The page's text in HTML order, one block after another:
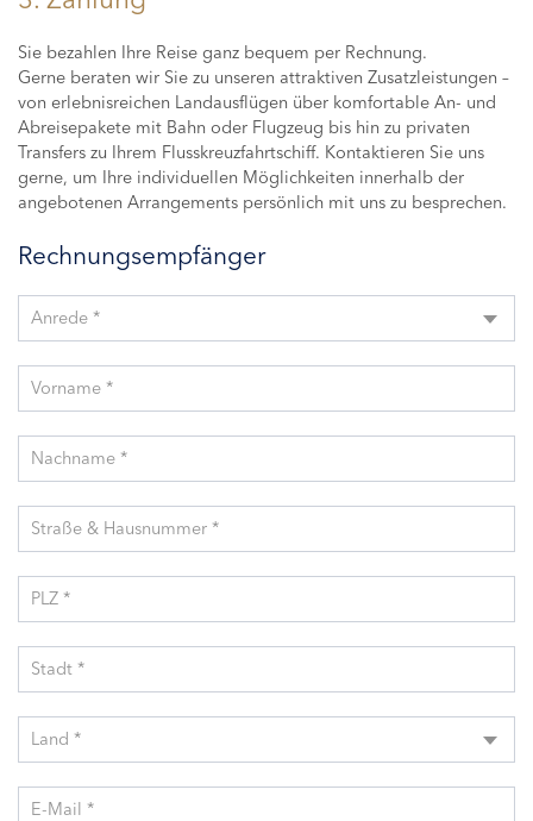
Sie bezahlen Ihre Reise ganz bequem per Rechnung.
Gerne beraten wir Sie zu unseren attraktiven Zusatzleistungen –
von erlebnisreichen Landausflügen über komfortable An- und
Abreisepakete mit Bahn oder Flugzeug bis hin zu privaten
Transfers zu Ihrem Flusskreuzfahrtschiff. Kontaktieren Sie uns
gerne, um Ihre individuellen Möglichkeiten innerhalb der
angebotenen Arrangements persönlich mit uns zu besprechen.
Rechnungsempfänger
Anrede *
Vorname *
Nachname *
Straße & Hausnummer *
PLZ *
Stadt *
Land *
E-Mail *